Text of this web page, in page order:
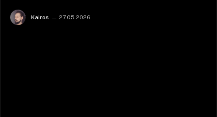
Kairos 27.05.2026